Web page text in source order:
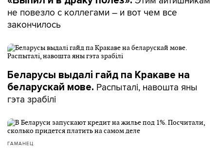
не повезло с коллегами – и вот чем все
закончилось
Беларусы выдалі гайд па Кракаве на
беларускай мове. Распыталі, навошта яны
гэта зрабілі
ГАМАНЕЦ